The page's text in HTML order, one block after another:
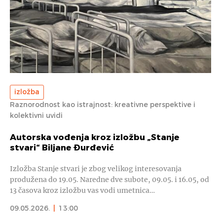
izložba
Raznorodnost kao istrajnost: kreativne perspektive i
kolektivni uvidi
Autorska vođenja kroz izložbu „Stanje
stvari“ Biljane Đurđević
Izložba Stanje stvari je zbog velikog interesovanja
produžena do 19.05. Naredne dve subote, 09.05. i 16.05, od
13 časova kroz izložbu vas vodi umetnica…
09.05.2026.
13:00